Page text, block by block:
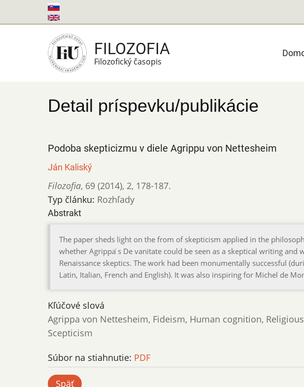
na
FILOZOFIA
Filozofický časopis
Detail príspevku/publikácie
Podoba skepticizmu v diele Agrippu von Nettesheim
Ján Kaliský
Filozofia, 69 (2014), 2, 178-187.
Typ článku: Rozhľady
Abstrakt
The paper sheds light on the from of skepticism applied in the
whether Agrippa ́s De vanitate could be seen as a skeptical writing and
Renaissance skeptics. The work had been monumentally successful
Latin, Italian, French and English). It was also inspiring for Michel de
Kľúčové slová
Agrippa von Nettesheim, Fideism, Human cognition,
Scepticism
Súbor na stiahnutie: PDF
Späť